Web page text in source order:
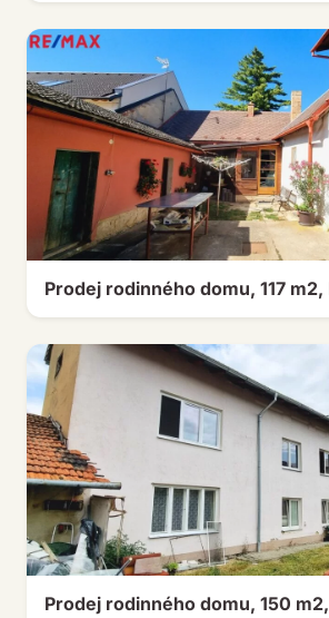
Prodej rodinného domu, 117
Prodej rodinného domu, 150